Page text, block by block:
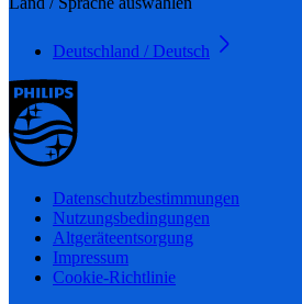
Deutschland / Deutsch
Datenschutzbestimmungen
Nutzungsbedingungen
Altgeräteentsorgung
Impressum
Cookie-Richtlinie